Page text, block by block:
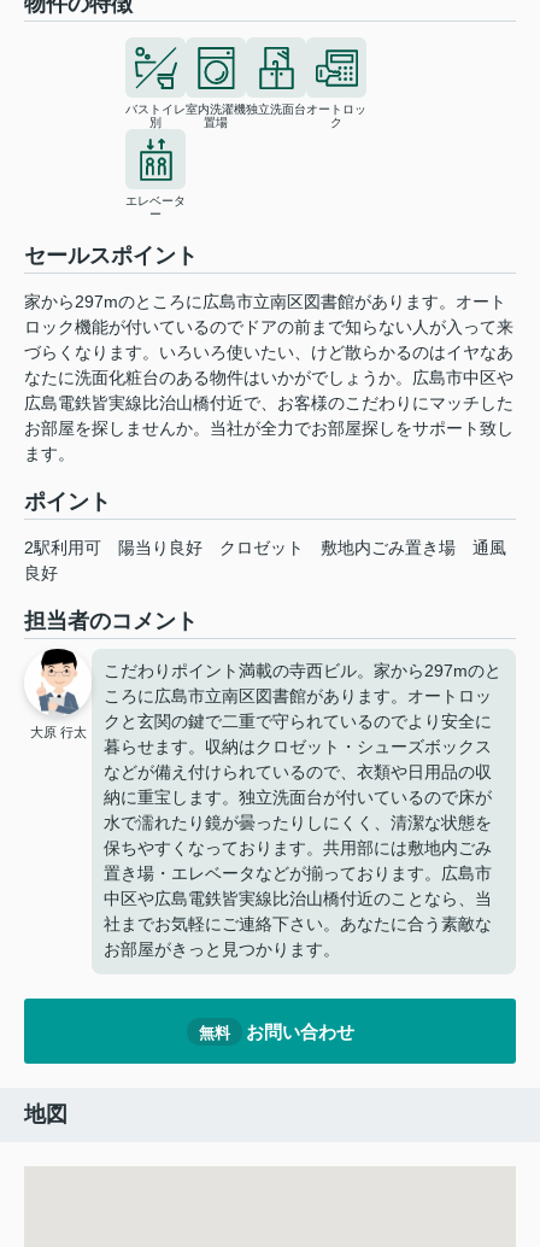
バストイレ
別
室内洗濯機
置場
独立洗面台オートロッ
ク
エレベータ
ー
セールスポイント
家から297mのところに広島市立南区図書館があります。オート
ロック機能が付いているのでドアの前まで知らない人が入って来
づらくなります。いろいろ使いたい、けど散らかるのはイヤなあ
なたに洗面化粧台のある物件はいかがでしょうか。広島市中区や
広島電鉄皆実線比治山橋付近で、お客様のこだわりにマッチした
お部屋を探しませんか。当社が全力でお部屋探しをサポート致し
ます。
ポイント
2駅利用可 陽当り良好 クロゼット 敷地内ごみ置き場
通風
良好
担当者のコメント
大原 行太
こだわりポイント満載の寺西ビル。家から297mのと
ころに広島市立南区図書館があります。オートロッ
クと玄関の鍵で二重で守られているのでより安全に
暮らせます。収納はクロゼット・シューズボックス
などが備え付けられているので、衣類や日用品の収
納に重宝します。独立洗面台が付いているので床が
水で濡れたり鏡が曇ったりしにくく、清潔な状態を
保ちやすくなっております。共用部には敷地内ごみ
置き場・エレベータなどが揃っております。広島市
中区や広島電鉄皆実線比治山橋付近のことなら、当
社までお気軽にご連絡下さい。あなたに合う素敵な
お部屋がきっと見つかります。
無料 お問い合わせ
地図